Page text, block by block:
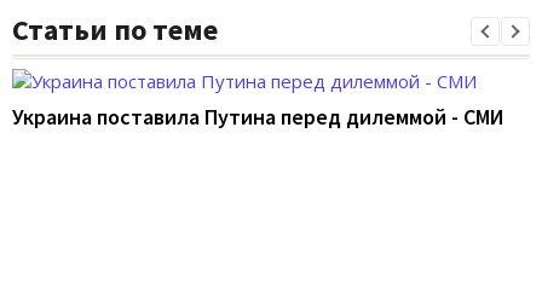
Статьи по теме
Украина поставила Путина перед дилеммой - СМИ